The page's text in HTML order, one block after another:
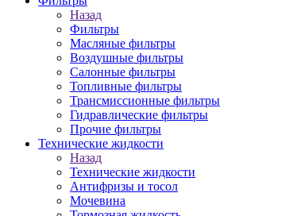
Назад
Фильтры
Масляные фильтры
Воздушные фильтры
Салонные фильтры
Топливные фильтры
Трансмиссионные фильтры
Гидравлические фильтры
Прочие фильтры
Технические жидкости
Назад
Технические жидкости
Антифризы и тосол
Мочевина